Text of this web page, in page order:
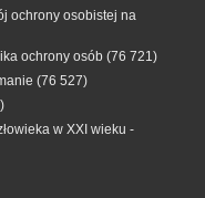
ochrony osobistej na
ochrony osób (76 721)
(76 527)
w XXI wieku -